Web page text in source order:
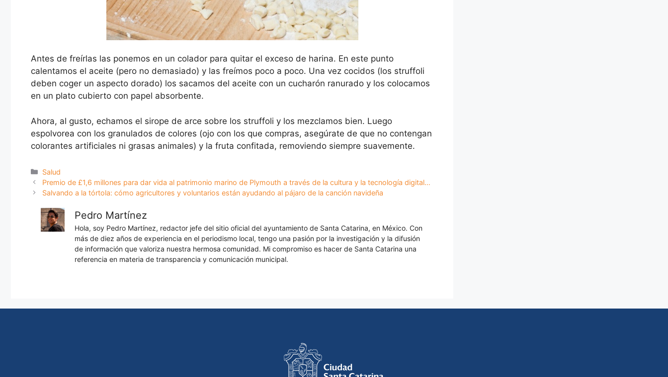
Antes de freírlas las ponemos en un colador para quitar el exceso de harina. En este punto
calentamos el aceite (pero no demasiado) y las freímos poco a poco. Una vez cocidos (los struffoli
deben coger un aspecto dorado) los sacamos del aceite con un cucharón ranurado y los colocamos
en un plato cubierto con papel absorbente.
Ahora, al gusto, echamos el sirope de arce sobre los struffoli y los mezclamos bien. Luego
espolvorea con los granulados de colores (ojo con los que compras, asegúrate de que no contengan
colorantes artificiales ni grasas animales) y la fruta confitada, removiendo siempre suavemente.
Categorías
Salud
Premio de £1,6 millones para dar vida al patrimonio marino de Plymouth a través de la cultura y la tecnología digital…
Salvando a la tórtola: cómo agricultores y voluntarios están ayudando al pájaro de la canción navideña
Pedro Martínez
Hola, soy Pedro Martínez, redactor jefe del sitio oficial del ayuntamiento de Santa Catarina, en México. Con
más de diez años de experiencia en el periodismo local, tengo una pasión por la investigación y la difusión
de información que valoriza nuestra hermosa comunidad. Mi compromiso es hacer de Santa Catarina una
referencia en materia de transparencia y comunicación municipal.